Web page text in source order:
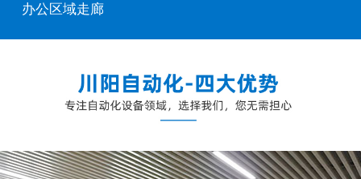
办公区域走廊
...